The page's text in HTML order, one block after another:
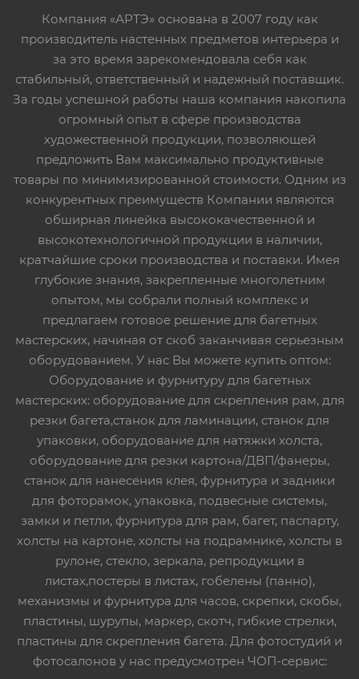
Компания «АРТЭ» основана в 2007 году как
производитель настенных предметов интерьера и
за это время зарекомендовала себя как
стабильный, ответственный и надежный поставщик.
За годы успешной работы наша компания накопила
огромный опыт в сфере производства
художественной продукции, позволяющей
предложить Вам максимально продуктивные
товары по минимизированной стоимости. Одним из
конкурентных преимуществ Компании являются
обширная линейка высококачественной и
высокотехнологичной продукции в наличии,
кратчайшие сроки производства и поставки. Имея
глубокие знания, закрепленные многолетним
опытом, мы собрали полный комплекс и
предлагаем готовое решение для багетных
мастерских, начиная от скоб заканчивая серьезным
оборудованием. У нас Вы можете купить оптом:
Оборудование и фурнитуру для багетных
мастерских: оборудование для скрепления рам, для
резки багета,станок для ламинации, станок для
упаковки, оборудование для натяжки холста,
оборудование для резки картона/ДВП/фанеры,
станок для нанесения клея, фурнитура и задники
для фоторамок, упаковка, подвесные системы,
замки и петли, фурнитура для рам, багет, паспарту,
холсты на картоне, холсты на подрамнике, холсты в
рулоне, стекло, зеркала, репродукции в
листах,постеры в листах, гобелены (панно),
механизмы и фурнитура для часов, скрепки, скобы,
пластины, шурупы, маркер, скотч, гибкие стрелки,
пластины для скрепления багета. Для фотостудий и
фотосалонов у нас предусмотрен ЧОП-сервис: